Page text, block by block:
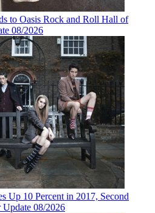
to Oasis Rock and Roll Hall of
08/2026
Up 10 Percent in 2017, Second
Update 08/2026